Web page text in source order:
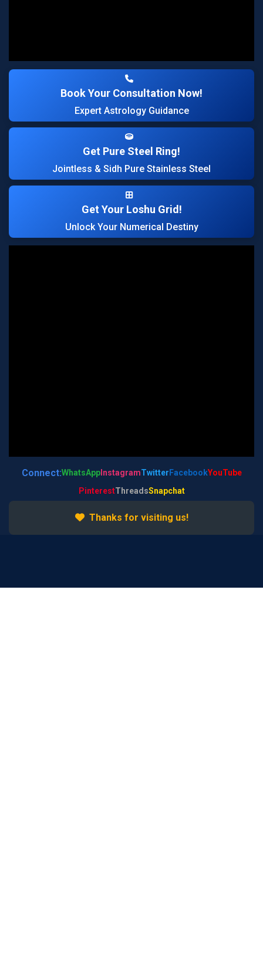
Book Your Consultation Now!
Expert Astrology Guidance
Get Pure Steel Ring!
Jointless & Sidh Pure Stainless Steel
Get Your Loshu Grid!
Unlock Your Numerical Destiny
Connect:WhatsAppInstagramTwitterFacebookYouTube
PinterestThreadsSnapchat
Thanks for visiting us!